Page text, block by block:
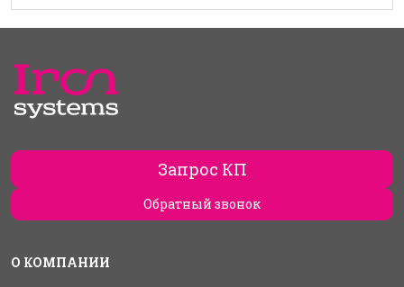
Запрос КП
Обратный звонок
О КОМПАНИИ